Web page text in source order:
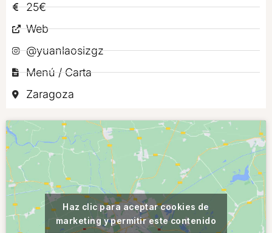
25€
Web
@yuanlaosizgz
Menú / Carta
Zaragoza
Haz clic para aceptar cookies de
marketing y permitir este contenido